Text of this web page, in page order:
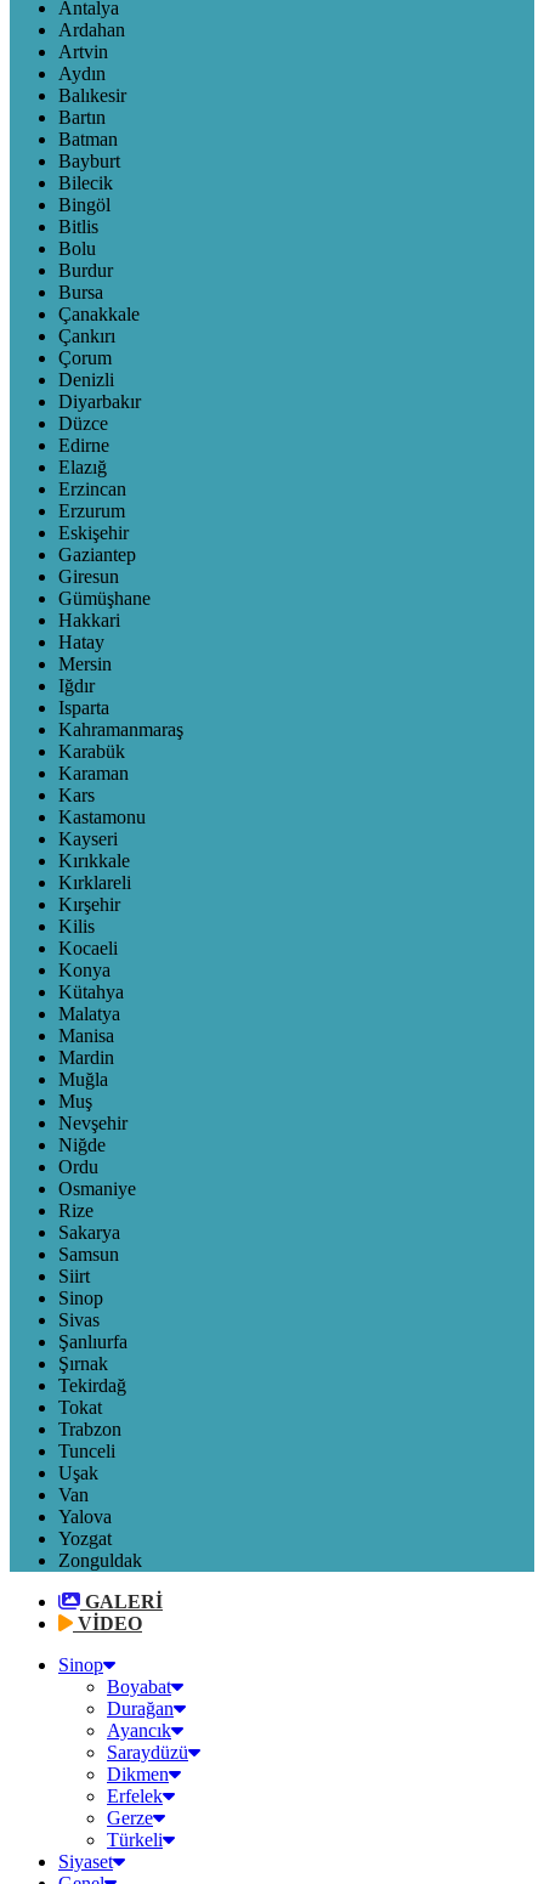
Antalya
Ardahan
Artvin
Aydın
Balıkesir
Bartın
Batman
Bayburt
Bilecik
Bingöl
Bitlis
Bolu
Burdur
Bursa
Çanakkale
Çankırı
Çorum
Denizli
Diyarbakır
Düzce
Edirne
Elazığ
Erzincan
Erzurum
Eskişehir
Gaziantep
Giresun
Gümüşhane
Hakkari
Hatay
Mersin
Iğdır
Isparta
Kahramanmaraş
Karabük
Karaman
Kars
Kastamonu
Kayseri
Kırıkkale
Kırklareli
Kırşehir
Kilis
Kocaeli
Konya
Kütahya
Malatya
Manisa
Mardin
Muğla
Muş
Nevşehir
Niğde
Ordu
Osmaniye
Rize
Sakarya
Samsun
Siirt
Sinop
Sivas
Şanlıurfa
Şırnak
Tekirdağ
Tokat
Trabzon
Tunceli
Uşak
Van
Yalova
Yozgat
Zonguldak
GALERİ
VİDEO
Sinop
Boyabat
Durağan
Ayancık
Saraydüzü
Dikmen
Erfelek
Gerze
Türkeli
Siyaset